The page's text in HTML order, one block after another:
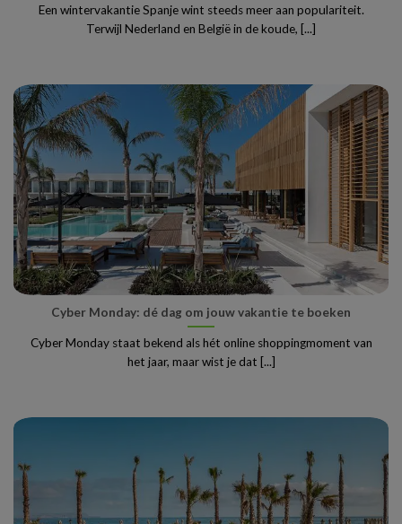
Een wintervakantie Spanje wint steeds meer aan populariteit.
Terwijl Nederland en België in de koude, [...]
Cyber Monday: dé dag om jouw vakantie te boeken
Cyber Monday staat bekend als hét online shoppingmoment van
het jaar, maar wist je dat [...]